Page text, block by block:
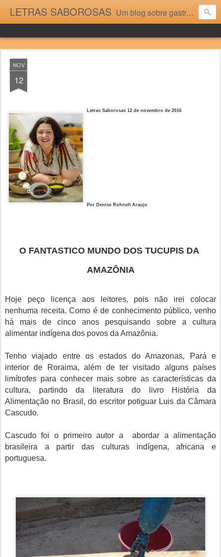
LETRAS SABOROSAS Um blog sobre gastronomia para as pessoas que gostam da boa cozinha. Dicas, receitas, notícias gastronômicas e viagens do Caburaí ao Chuí. Vou adorar tê-los na minha cozinha acima do Equador.
NOV
12
Letras Saborosas 12 de novembro de 2016
Por Denise Rohnelt Araujo
O FANTASTICO MUNDO DOS TUCUPIS DA
AMAZÔNIA
Hoje peço licença aos leitores, pois não irei colocar
nenhuma receita. Como é de conhecimento público, venho
há mais de cinco anos pesquisando sobre a cultura
alimentar indígena dos povos da Amazônia.
Tenho viajado entre os estados do Amazonas, Pará e
interior de Roraima, além de ter visitado alguns países
limítrofes para conhecer mais sobre as características da
cultura, partindo da literatura do livro História da
Alimentação no Brasil, do escritor potiguar Luis da Câmara
Cascudo.
Cascudo foi o primeiro autor a abordar a alimentação
brasileira a partir das culturas indígena, africana e
portuguesa.